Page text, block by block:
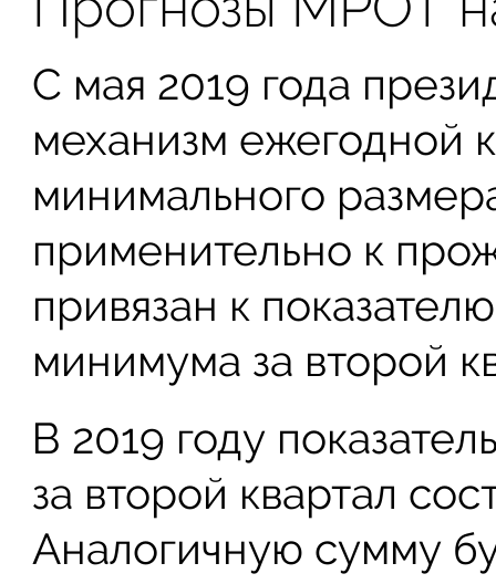
С мая 2019 года
механизм ежегодной
минимального
применительно к
привязан к
минимума за второй
В 2019 году
за второй квартал
Аналогичную сумму